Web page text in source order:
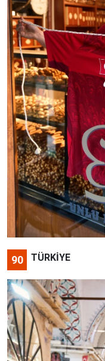
90 TÜRKİYE